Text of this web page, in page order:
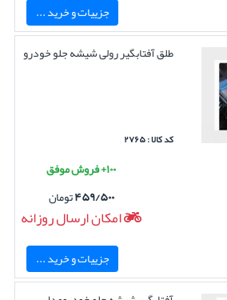
جزییات و خرید ...
طلق آفتابگیر رولی شیشه جلو خودرو
کد کالا : ۲۷۶۵
۱۰۰+ فروش موفق
۴۵۹/۵۰۰تومان
امکان ارسال روزانه
جزییات و خرید ...